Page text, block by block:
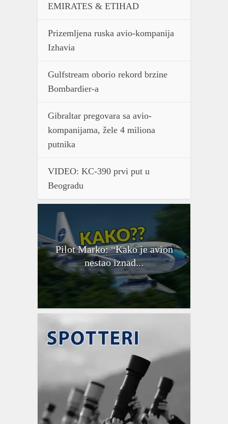
EMIRATES & ETIHAD
Prizemljena ruska avio-kompanija
Izhavia
Gulfstream oborio rekord brzine
Bombardier-a
Gibraltar pregovara sa avio-
kompanijama, žele 4 miliona
putnika
VIDEO: KC-390 prvi put u
Beogradu
Pilot Marko: “Kako je avion
nestao iznad...